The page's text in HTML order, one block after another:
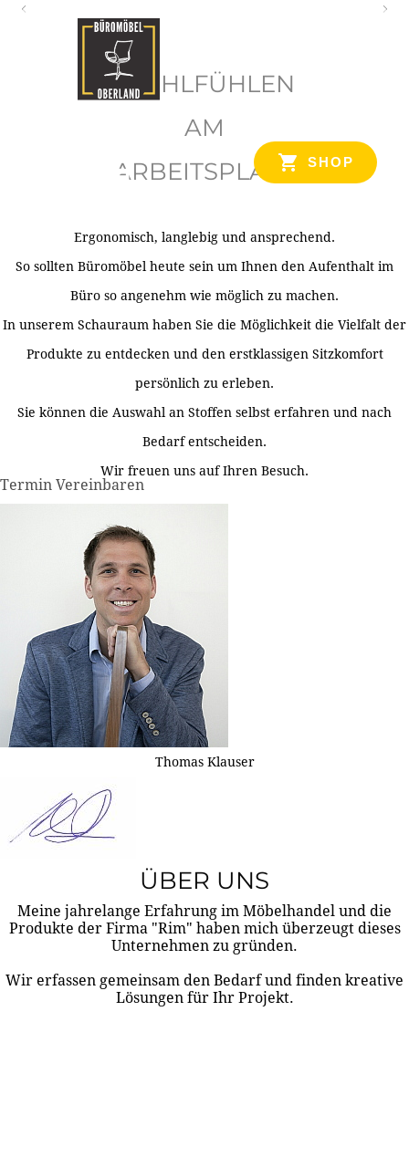
SHOP
WOHLFÜHLEN
AM
ARBEITSPLATZ
Ergonomisch, langlebig und ansprechend.
So sollten Büromöbel heute sein um Ihnen den Aufenthalt im
Büro so angenehm wie möglich zu machen.
In unserem Schauraum haben Sie die Möglichkeit die Vielfalt der
Produkte zu entdecken und den erstklassigen Sitzkomfort
persönlich zu erleben.
Sie können die Auswahl an Stoffen selbst erfahren und nach
Bedarf entscheiden.
Wir freuen uns auf Ihren Besuch.
Termin Vereinbaren
Thomas Klauser
ÜBER UNS
Meine jahrelange Erfahrung im Möbelhandel und die
Produkte der Firma "Rim" haben mich überzeugt dieses
Unternehmen zu gründen.
Wir erfassen gemeinsam den Bedarf und finden kreative
Lösungen für Ihr Projekt.